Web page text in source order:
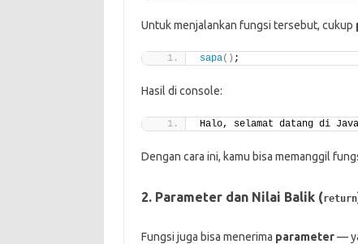
Untuk menjalankan fungsi tersebut, cukup
sapa() ;
Hasil di console:
Halo, selamat datang di
Dengan cara ini, kamu bisa memanggil
2. Parameter dan Nilai Balik (return
Fungsi juga bisa menerima parameter—